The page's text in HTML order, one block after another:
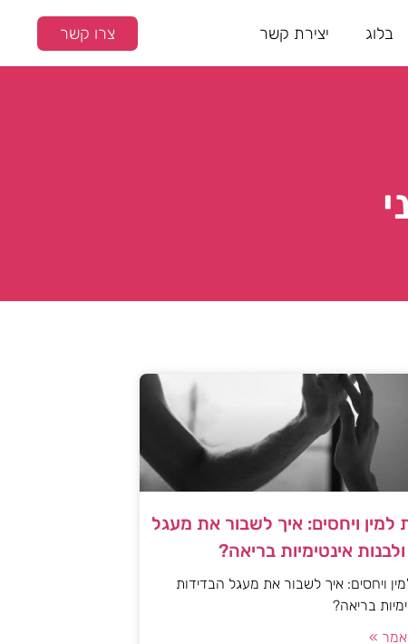
בלוג יצירת קשר צרו קשר
למין ויחסים: איך לשבור את מעגל
אינטימיות בריאה?
ויחסים: איך לשבור את מעגל הבדידות
בריאה?
»